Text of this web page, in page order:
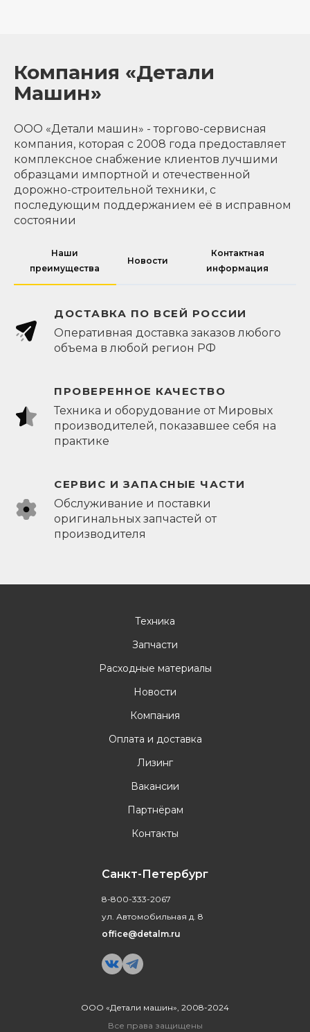
Компания «Детали
Машин»
ООО «Детали машин» - торгово-сервисная
компания, которая с 2008 года предоставляет
комплексное снабжение клиентов лучшими
образцами импортной и отечественной
дорожно-строительной техники, с
последующим поддержанием её в исправном
состоянии
Наши
преимущества
Новости
Контактная
информация
ДОСТАВКА ПО ВСЕЙ РОССИИ
Оперативная доставка заказов любого
объема в любой регион РФ
ПРОВЕРЕННОЕ КАЧЕСТВО
Техника и оборудование от Мировых
производителей, показавшее себя на
практике
СЕРВИС И ЗАПАСНЫЕ ЧАСТИ
Обслуживание и поставки
оригинальных запчастей от
производителя
ООО «Детали машин», 2008-2024
Все права защищены
Техника
Запчасти
Расходные материалы
Новости
Компания
Оплата и доставка
Лизинг
Вакансии
Партнёрам
Контакты
Санкт-Петербург
8-800-333-2067
ул. Автомобильная д. 8
office@detalm.ru